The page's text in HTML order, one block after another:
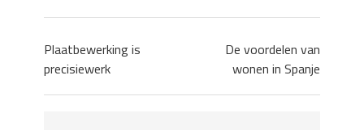
Plaatbewerking is
precisiewerk
De voordelen van
wonen in Spanje